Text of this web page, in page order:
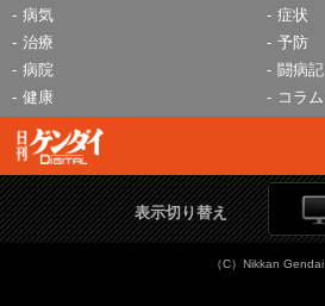
病気
症状
治療
予防
病院
闘病記
健康
コラム
表示切り替え
（C）Nikkan Gendai